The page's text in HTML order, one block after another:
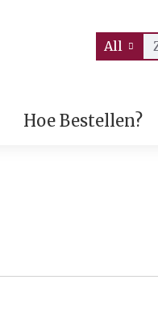
All
Hoe Bestellen?